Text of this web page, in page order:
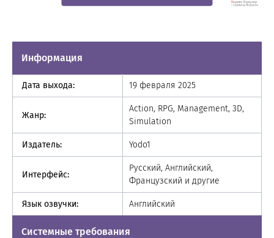
Информация
Дата выхода: 19 февраля 2025
Жанр:
Action, RPG, Management, 3D,
Simulation
Издатель: Yodo1
Интерфейс:
Русский, Английский,
Французский и другие
Язык озвучки: Английский
Системные требования